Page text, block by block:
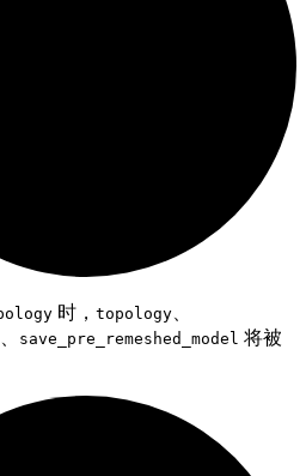
时， topology
save_pre_remeshed_model 将被